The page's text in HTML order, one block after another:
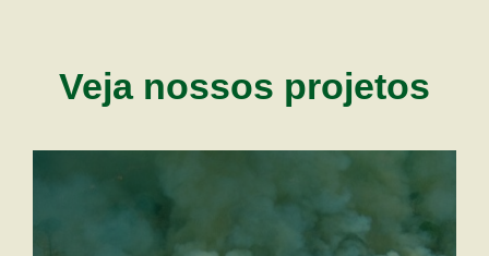
Veja nossos projetos